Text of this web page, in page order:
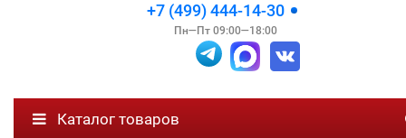
+7 (499) 444-14-30
Пн—Пт 09:00—18:00
Каталог товаров